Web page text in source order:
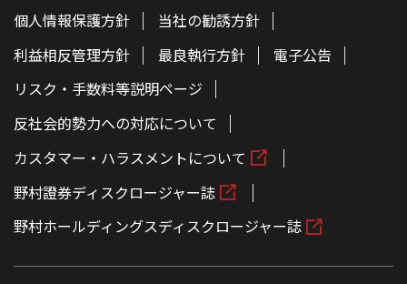
個人情報保護方針
当社の勧誘方針
利益相反管理方針
最良執行方針
電子公告
リスク・手数料等説明ページ
反社会的勢力への対応について
カスタマー・ハラスメントについて
野村證券ディスクロージャー誌
野村ホールディングスディスクロージャー誌